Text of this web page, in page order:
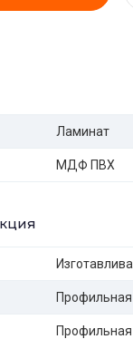
Ламинат
МДФ ПВХ
Профильная
Профильная